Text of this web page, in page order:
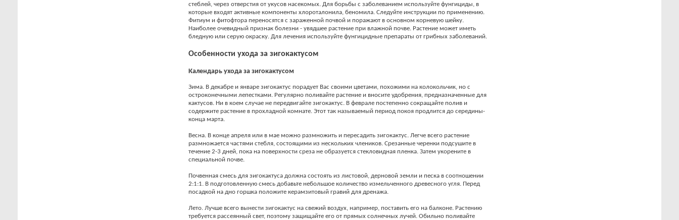
стеблей, через отверстия от укусов насекомых. Для борьбы с заболеванием используйте фунгициды, в
которые входят активные компоненты хлороталонила, беномила. Следуйте инструкции по применению.
Фитиум и фитофтора переносятся с зараженной почвой и поражают в основном корневую шейку.
Наиболее очевидный признак болезни - увядшее растение при влажной почве. Растение может иметь
бледную или серую окраску. Для лечения используйте фунгицидные препараты от грибных заболеваний.
Особенности ухода за зигокактусом
Календарь ухода за зигокактусом
Зима. В декабре и январе зигокактус порадует Вас своими цветами, похожими на колокольчик, но с
остроконечными лепестками. Регулярно поливайте растение и вносите удобрения, предназначенные для
кактусов. Ни в коем случае не передвигайте зигокактус. В феврале постепенно сокращайте полив и
содержите растение в прохладной комнате. Этот так называемый период покоя продлится до середины-
конца марта.
Весна. В конце апреля или в мае можно размножить и пересадить зигокактус. Легче всего растение
размножается частями стебля, состоящими из нескольких члеников. Срезанные черенки подсушите в
течение 2-3 дней, пока на поверхности среза не образуется стекловидная пленка. Затем укорените в
специальной почве.
Почвенная смесь для зигокактуса должна состоять из листовой, дерновой земли и песка в соотношении
2:1:1. В подготовленную смесь добавьте небольшое количество измельченного древесного угля. Перед
посадкой на дно горшка положите керамзитовый гравий для дренажа.
Лето. Лучше всего вынести зигокактус на свежий воздух, например, поставить его на балконе. Растению
требуется рассеянный свет, поэтому защищайте его от прямых солнечных лучей. Обильно поливайте